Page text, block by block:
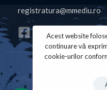
registratura@mmediu.ro
Acest website
continuare vă
cookie-urilor